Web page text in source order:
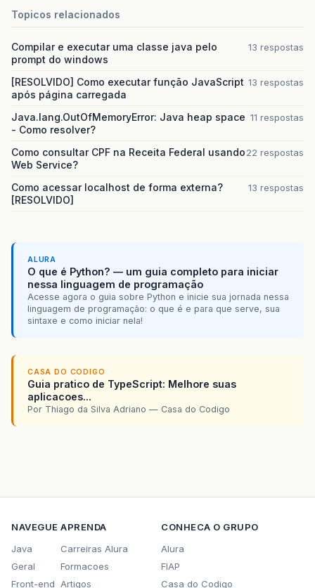
Topicos relacionados
Compilar e executar uma classe java pelo
prompt do windows
13 respostas
[RESOLVIDO] Como executar função JavaScript
após página carregada
13 respostas
Java.lang.OutOfMemoryError: Java heap space
- Como resolver?
11 respostas
Como consultar CPF na Receita Federal usando
Web Service?
22 respostas
Como acessar localhost de forma externa?
[RESOLVIDO]
13 respostas
ALURA
O que é Python? — um guia completo para iniciar
nessa linguagem de programação
Acesse agora o guia sobre Python e inicie sua jornada nessa
linguagem de programação: o que é e para que serve, sua
sintaxe e como iniciar nela!
CASA DO CODIGO
Guia pratico de TypeScript: Melhore suas
aplicacoes...
Por Thiago da Silva Adriano — Casa do Codigo
NAVEGUE
Java
Geral
Front-end
APRENDA
Carreiras Alura
Formacoes
Artigos
CONHECA O GRUPO
Alura
FIAP
Casa do Codigo